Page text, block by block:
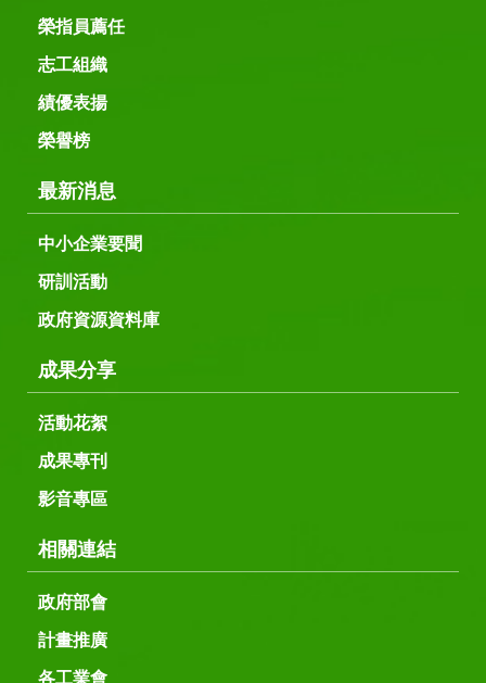
榮指員薦任
志工組織
績優表揚
榮譽榜
最新消息
中小企業要聞
研訓活動
政府資源資料庫
成果分享
活動花絮
成果專刊
影音專區
相關連結
政府部會
計畫推廣
各工業會